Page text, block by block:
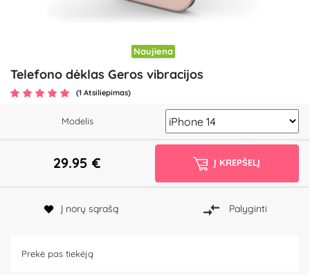
Naujiena
Telefono dėklas Geros vibracijos
(1 Atsiliepimas)
Modelis
29.95 € Į KREPŠELĮ
Į norų sąrašą Palyginti
Prekė pas tiekėją